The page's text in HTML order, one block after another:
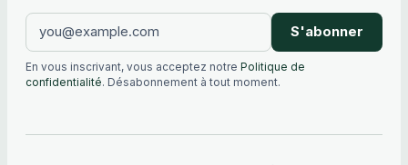
S'abonner
En vous inscrivant, vous acceptez notre Politique de
confidentialité. Désabonnement à tout moment.